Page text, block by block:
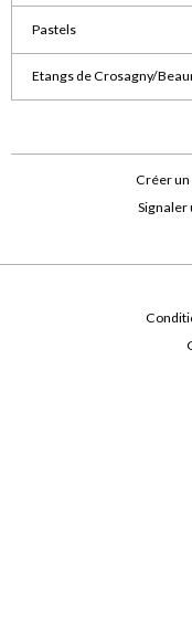
Pastels
Etangs de Crosagny/
Créer
Signaler